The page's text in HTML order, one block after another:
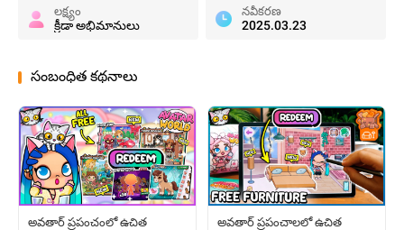
లక్ష్యం
క్రీడా అభిమానులు
నవీకరణ
2025.03.23
సంబంధిత కథనాలు
అవతార్ ప్రపంచంలో ఉచిత
అవతార్ ప్రపంచాలలో ఉచిత